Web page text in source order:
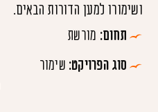
ושימורו למען הדורות הבאים.
תחום: מורשת
סוג הפרויקט: שימור